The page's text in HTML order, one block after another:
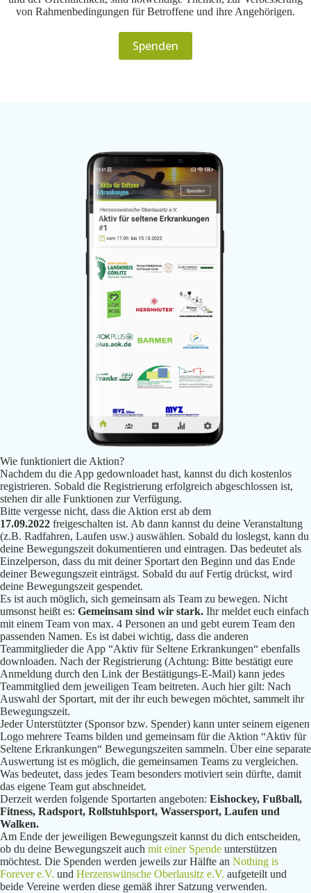
von Rahmenbedingungen für Betroffene und ihre Angehörigen.
Spenden
Wie funktioniert die Aktion?
Nachdem du die App gedownloadet hast, kannst du dich kostenlos
registrieren. Sobald die Registrierung erfolgreich abgeschlossen ist,
stehen dir alle Funktionen zur Verfügung.
Bitte vergesse nicht, dass die Aktion erst ab dem
17.09.2022 freigeschalten ist. Ab dann kannst du deine Veranstaltung
(z.B. Radfahren, Laufen usw.) auswählen. Sobald du loslegst, kann du
deine Bewegungszeit dokumentieren und eintragen. Das bedeutet als
Einzelperson, dass du mit deiner Sportart den Beginn und das Ende
deiner Bewegungszeit einträgst. Sobald du auf Fertig drückst, wird
deine Bewegungszeit gespendet.
Es ist auch möglich, sich gemeinsam als Team zu bewegen. Nicht
umsonst heißt es: Gemeinsam sind wir stark. Ihr meldet euch einfach
mit einem Team von max. 4 Personen an und gebt eurem Team den
passenden Namen. Es ist dabei wichtig, dass die anderen
Teammitglieder die App “Aktiv für Seltene Erkrankungen“ ebenfalls
downloaden. Nach der Registrierung (Achtung: Bitte bestätigt eure
Anmeldung durch den Link der Bestätigungs-E-Mail) kann jedes
Teammitglied dem jeweiligen Team beitreten. Auch hier gilt: Nach
Auswahl der Sportart, mit der ihr euch bewegen möchtet, sammelt ihr
Bewegungszeit.
Jeder Unterstützter (Sponsor bzw. Spender) kann unter seinem eigenen
Logo mehrere Teams bilden und gemeinsam für die Aktion “Aktiv für
Seltene Erkrankungen“ Bewegungszeiten sammeln. Über eine separate
Auswertung ist es möglich, die gemeinsamen Teams zu vergleichen.
Was bedeutet, dass jedes Team besonders motiviert sein dürfte, damit
das eigene Team gut abschneidet.
Derzeit werden folgende Sportarten angeboten: Eishockey, Fußball,
Fitness, Radsport, Rollstuhlsport, Wassersport, Laufen und
Walken.
Am Ende der jeweiligen Bewegungszeit kannst du dich entscheiden,
ob du deine Bewegungszeit auch mit einer Spende unterstützen
möchtest. Die Spenden werden jeweils zur Hälfte an Nothing is
Forever e.V. und Herzenswünsche Oberlausitz e.V. aufgeteilt und
beide Vereine werden diese gemäß ihrer Satzung verwenden.